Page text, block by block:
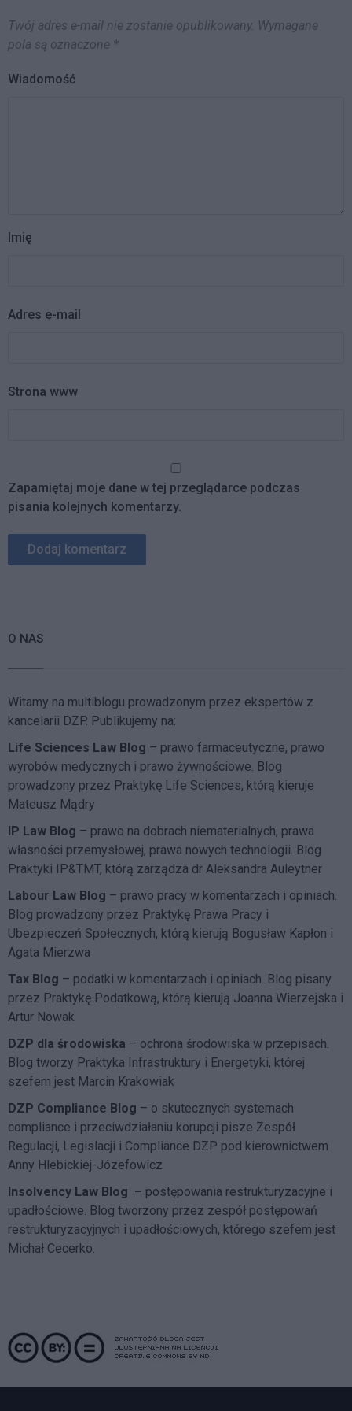
Twój adres e-mail nie zostanie opublikowany. Wymagane
pola są oznaczone *
Wiadomość
Imię
Adres e-mail
Strona www
Zapamiętaj moje dane w tej przeglądarce podczas
pisania kolejnych komentarzy.
O NAS
Witamy na multiblogu prowadzonym przez ekspertów z
kancelarii DZP. Publikujemy na:
Life Sciences Law Blog – prawo farmaceutyczne, prawo
wyrobów medycznych i prawo żywnościowe. Blog
prowadzony przez Praktykę Life Sciences, którą kieruje
Mateusz Mądry
IP Law Blog – prawo na dobrach niematerialnych, prawa
własności przemysłowej, prawa nowych technologii. Blog
Praktyki IP&TMT, którą zarządza dr Aleksandra Auleytner
Labour Law Blog – prawo pracy w komentarzach i opiniach.
Blog prowadzony przez Praktykę Prawa Pracy i
Ubezpieczeń Społecznych, którą kierują Bogusław Kapłon i
Agata Mierzwa
Tax Blog – podatki w komentarzach i opiniach. Blog pisany
przez Praktykę Podatkową, którą kierują Joanna Wierzejska i
Artur Nowak
DZP dla środowiska – ochrona środowiska w przepisach.
Blog tworzy Praktyka Infrastruktury i Energetyki, której
szefem jest Marcin Krakowiak
DZP Compliance Blog – o skutecznych systemach
compliance i przeciwdziałaniu korupcji pisze Zespół
Regulacji, Legislacji i Compliance DZP pod kierownictwem
Anny Hlebickiej-Józefowicz
Insolvency Law Blog – postępowania restrukturyzacyjne i
upadłościowe. Blog tworzony przez zespół postępowań
restrukturyzacyjnych i upadłościowych, którego szefem jest
Michał Cecerko.